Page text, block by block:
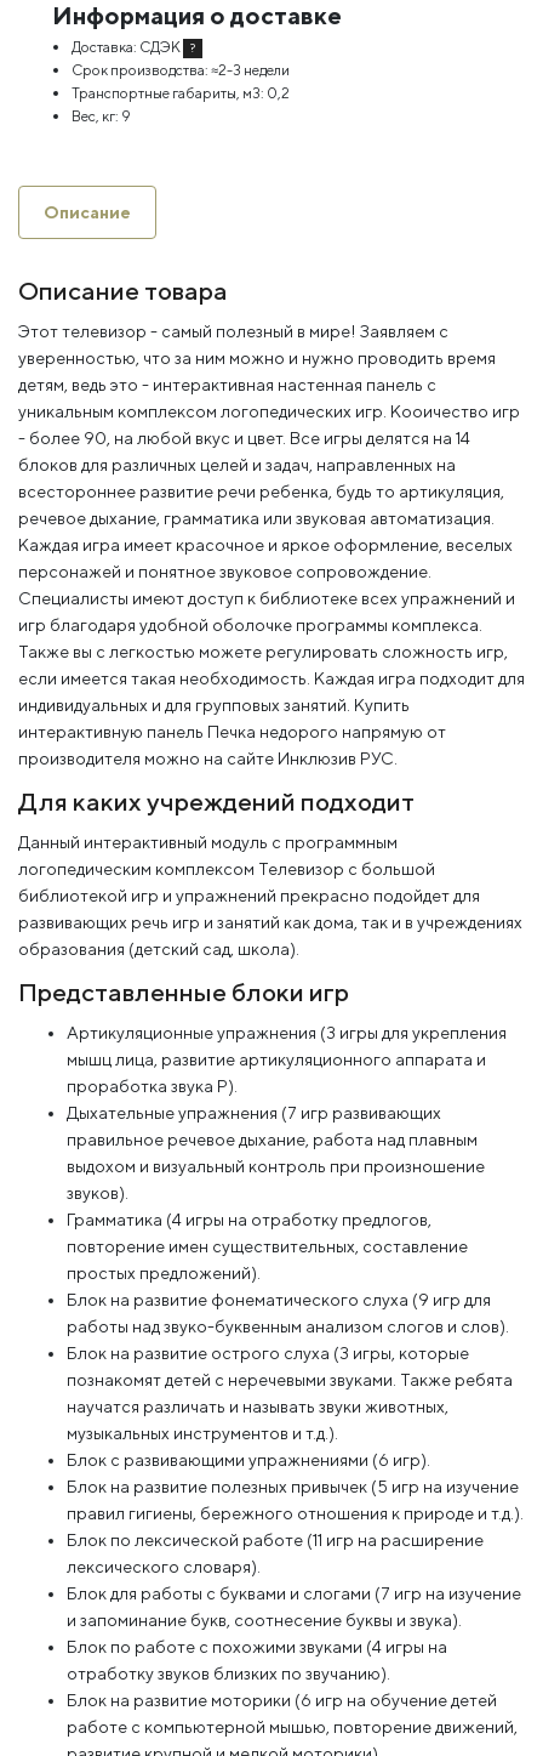
Информация о доставке
Доставка: СДЭК ?
Срок производства: ≈2-3 недели
Транспортные габариты, м3: 0,2
Вес, кг: 9
Описание
Описание товара
Этот телевизор - самый полезный в мире! Заявляем с
уверенностью, что за ним можно и нужно проводить время
детям, ведь это - интерактивная настенная панель с
уникальным комплексом логопедических игр. Кооичество игр
- более 90, на любой вкус и цвет. Все игры делятся на 14
блоков для различных целей и задач, направленных на
всестороннее развитие речи ребенка, будь то артикуляция,
речевое дыхание, грамматика или звуковая автоматизация.
Каждая игра имеет красочное и яркое оформление, веселых
персонажей и понятное звуковое сопровождение.
Специалисты имеют доступ к библиотеке всех упражнений и
игр благодаря удобной оболочке программы комплекса.
Также вы с легкостью можете регулировать сложность игр,
если имеется такая необходимость. Каждая игра подходит для
индивидуальных и для групповых занятий. Купить
интерактивную панель Печка недорого напрямую от
производителя можно на сайте Инклюзив РУС.
Для каких учреждений подходит
Данный интерактивный модуль с программным
логопедическим комплексом Телевизор с большой
библиотекой игр и упражнений прекрасно подойдет для
развивающих речь игр и занятий как дома, так и в учреждениях
образования (детский сад, школа).
Представленные блоки игр
Артикуляционные упражнения (3 игры для укрепления
мышц лица, развитие артикуляционного аппарата и
проработка звука Р).
Дыхательные упражнения (7 игр развивающих
правильное речевое дыхание, работа над плавным
выдохом и визуальный контроль при произношение
звуков).
Грамматика (4 игры на отработку предлогов,
повторение имен существительных, составление
простых предложений).
Блок на развитие фонематического слуха (9 игр для
работы над звуко-буквенным анализом слогов и слов).
Блок на развитие острого слуха (3 игры, которые
познакомят детей с неречевыми звуками. Также ребята
научатся различать и называть звуки животных,
музыкальных инструментов и т.д.).
Блок с развивающими упражнениями (6 игр).
Блок на развитие полезных привычек (5 игр на изучение
правил гигиены, бережного отношения к природе и т.д.).
Блок по лексической работе (11 игр на расширение
лексического словаря).
Блок для работы с буквами и слогами (7 игр на изучение
и запоминание букв, соотнесение буквы и звука).
Блок по работе с похожими звуками (4 игры на
отработку звуков близких по звучанию).
Блок на развитие моторики (6 игр на обучение детей
работе с компьютерной мышью, повторение движений,